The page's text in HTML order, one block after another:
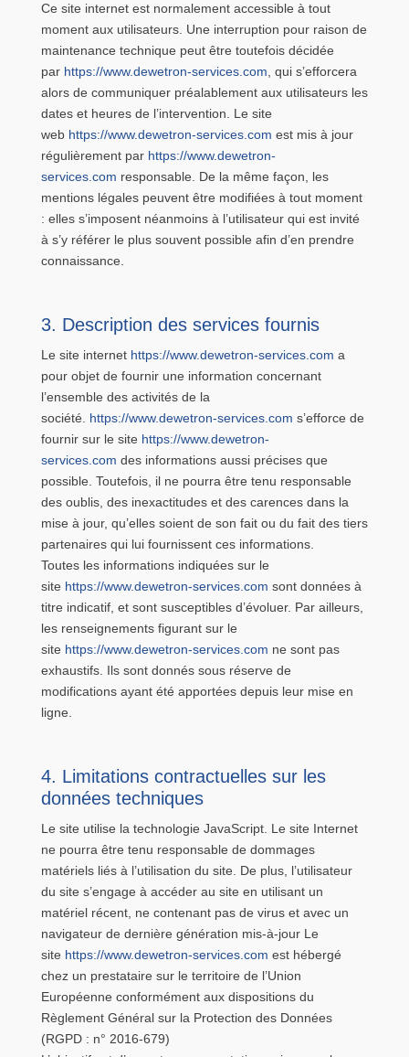
Ce site internet est normalement accessible à tout
moment aux utilisateurs. Une interruption pour raison de
maintenance technique peut être toutefois décidée
par https://www.dewetron-services.com , qui s’efforcera
alors de communiquer préalablement aux utilisateurs les
dates et heures de l’intervention. Le site
web https://www.dewetron-services.com est mis à jour
régulièrement par https://www.dewetron-
services.com responsable. De la même façon, les
mentions légales peuvent être modifiées à tout moment
: elles s’imposent néanmoins à l’utilisateur qui est invité
à s’y référer le plus souvent possible afin d’en prendre
connaissance.
3. Description des services fournis
Le site internet https://www.dewetron-services.com a
pour objet de fournir une information concernant
l’ensemble des activités de la
société. https://www.dewetron-services.com s’efforce de
fournir sur le site https://www.dewetron-
services.com des informations aussi précises que
possible. Toutefois, il ne pourra être tenu responsable
des oublis, des inexactitudes et des carences dans la
mise à jour, qu’elles soient de son fait ou du fait des tiers
partenaires qui lui fournissent ces informations.
Toutes les informations indiquées sur le
site https://www.dewetron-services.com sont données à
titre indicatif, et sont susceptibles d’évoluer. Par ailleurs,
les renseignements figurant sur le
site https://www.dewetron-services.com ne sont pas
exhaustifs. Ils sont donnés sous réserve de
modifications ayant été apportées depuis leur mise en
ligne.
4. Limitations contractuelles sur les
données techniques
Le site utilise la technologie JavaScript. Le site Internet
ne pourra être tenu responsable de dommages
matériels liés à l’utilisation du site. De plus, l’utilisateur
du site s’engage à accéder au site en utilisant un
matériel récent, ne contenant pas de virus et avec un
navigateur de dernière génération mis-à-jour Le
site https://www.dewetron-services.com est hébergé
chez un prestataire sur le territoire de l’Union
Européenne conformément aux dispositions du
Règlement Général sur la Protection des Données
(RGPD : n° 2016-679)